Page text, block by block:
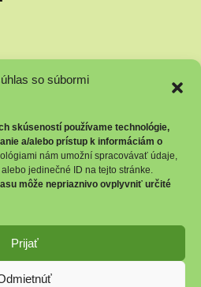
so súbormi
skúseností používame technológie,
a/alebo prístup k informáciám o
nám umožní spracovávať údaje,
jedinečné ID na tejto stránke.
môže nepriaznivo ovplyvniť určité
Prijať
Ružindolská 16, 917 01 Trnava,
do vykurovania, do chladenia, do